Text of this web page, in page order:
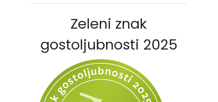
Zeleni znak
gostoljubnosti 2025